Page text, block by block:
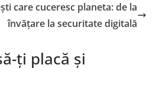
care cuceresc planeta: de la
învățare la securitate digitală
ți placă și